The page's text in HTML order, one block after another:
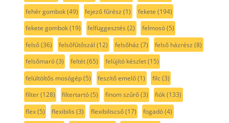
fehér gombok(49) fejező fűrész (1) fekete (194)
fekete gombok(19) felfüggesztés (2) felmosó(5)
felső(36) felsőfűtőszál (12) felsőház (7) felső házrész (8)
felsőmaró(3) feltét(65) felújító készlet(15)
felültöltős mosógép(5) feszítő emelő(1) filc(3)
filter(128) filtertartó(5) finom szűrő(3) fiók(133)
flex(5) flexibilis (3) flexibiliscső(17) fogadó(4)